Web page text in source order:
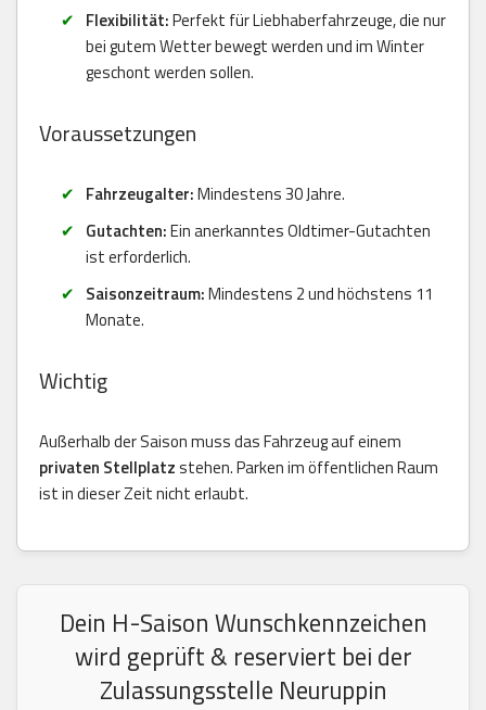
Flexibilität:Perfekt für Liebhaberfahrzeuge, die nur
bei gutem Wetter bewegt werden und im Winter
geschont werden sollen.
Voraussetzungen
Fahrzeugalter:Mindestens 30 Jahre.
Gutachten:Ein anerkanntes Oldtimer-Gutachten
ist erforderlich.
Saisonzeitraum:Mindestens 2 und höchstens 11
Monate.
Wichtig
Außerhalb der Saison muss das Fahrzeug auf einem
privaten Stellplatzstehen. Parken im öffentlichen Raum
ist in dieser Zeit nicht erlaubt.
Dein H-Saison Wunschkennzeichen
wird geprüft & reserviert bei der
Zulassungsstelle Neuruppin